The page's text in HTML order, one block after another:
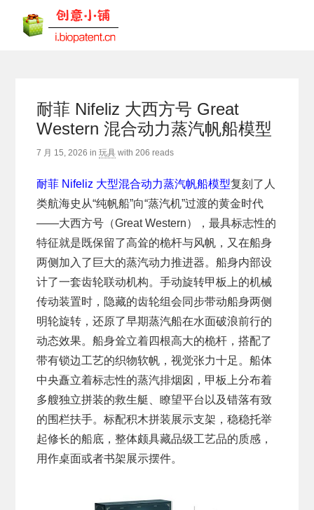
耐菲 Nifeliz 大西方号 Great
Western 混合动力蒸汽帆船模型
7 月 15, 2026 in玩具 with206 reads
耐菲 Nifeliz 大型混合动力蒸汽帆船模型复刻了人
类航海史从“纯帆船”向“蒸汽机”过渡的黄金时代
——大西方号（Great Western），最具标志性的
特征就是既保留了高耸的桅杆与风帆，又在船身
两侧加入了巨大的蒸汽动力推进器。船身内部设
计了一套齿轮联动机构。手动旋转甲板上的机械
传动装置时，隐藏的齿轮组会同步带动船身两侧
明轮旋转，还原了早期蒸汽船在水面破浪前行的
动态效果。船身耸立着四根高大的桅杆，搭配了
带有锁边工艺的织物软帆，视觉张力十足。船体
中央矗立着标志性的蒸汽排烟囱，甲板上分布着
多艘独立拼装的救生艇、瞭望平台以及错落有致
的围栏扶手。标配积木拼装展示支架，稳稳托举
起修长的船底，整体颇具藏品级工艺品的质感，
用作桌面或者书架展示摆件。